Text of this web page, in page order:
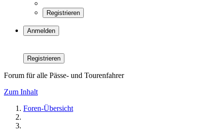
Registrieren
Anmelden
Registrieren
Forum für alle Pässe- und Tourenfahrer
Zum Inhalt
Foren-Übersicht